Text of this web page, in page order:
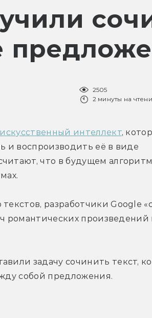
2505
2 минуты на
искусственный интеллект,
и воспроизводить её в виде
что в будущем
разработчики Google
романтических
задачу сочинить текст,
собой предложения.